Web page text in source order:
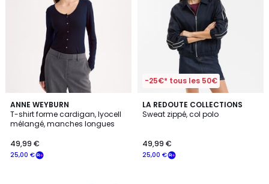
ANNE WEYBURN
T-shirt forme cardigan, lyocell
mélangé, manches longues
25,00 €
49,99 €
4
/
5
2
Couleurs
-25€* tous les 50€
LA REDOUTE COLLECTIONS
Sweat zippé, col polo
25,00 €
49,99 €
4,7
/ 5